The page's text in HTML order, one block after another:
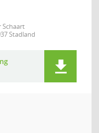
Schaart
Stadland